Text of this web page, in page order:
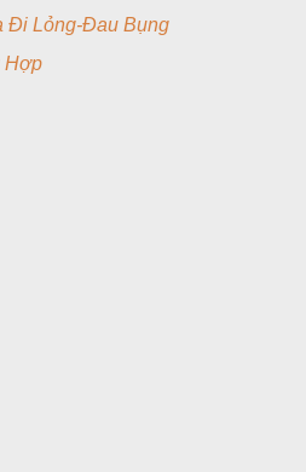
Đi Lỏng-Đau Bụng
Hợp